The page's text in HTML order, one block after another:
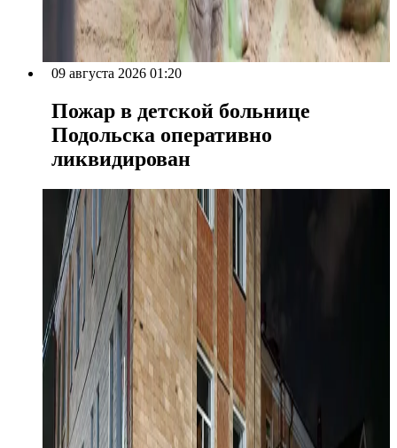
09 августа 2026 01:20
Пожар в детской больнице
Подольска оперативно
ликвидирован